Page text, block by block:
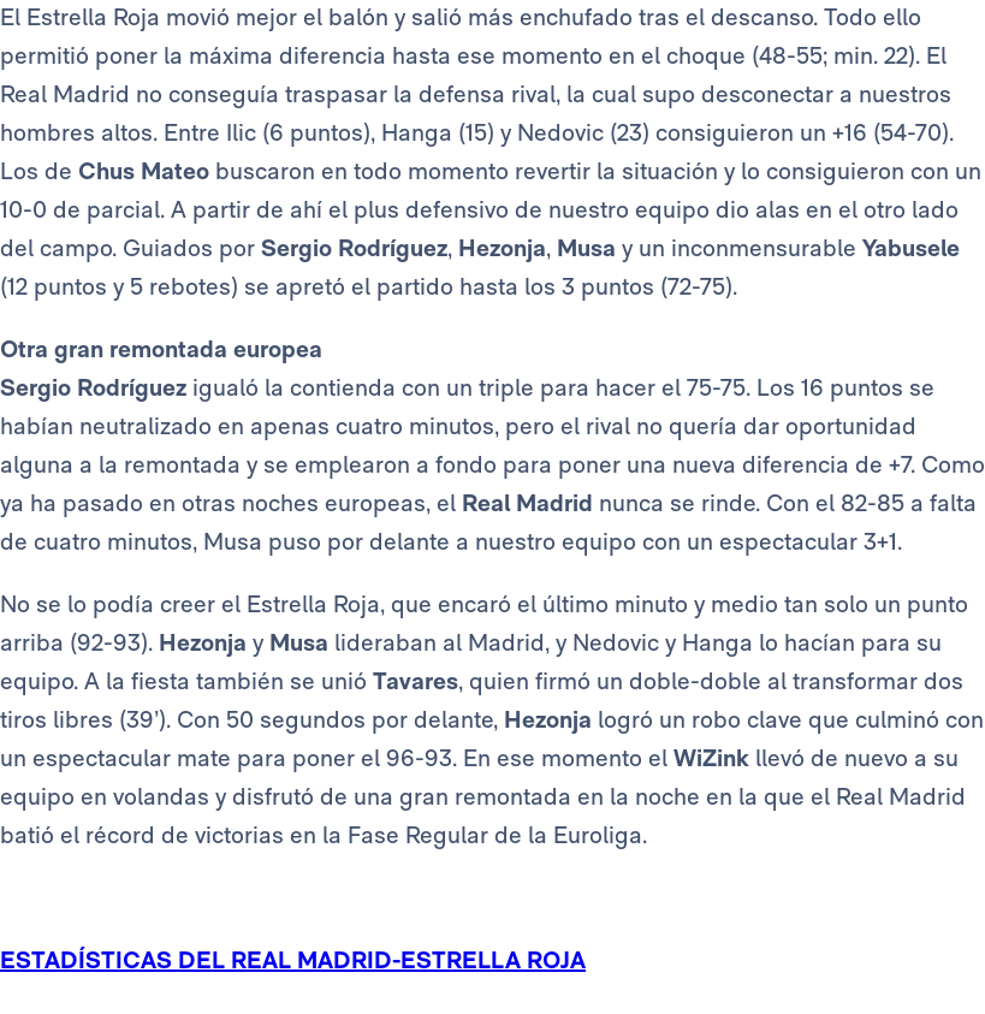
El Estrella Roja movió mejor el balón y salió más enchufado tras el descanso. Todo ello
permitió poner la máxima diferencia hasta ese momento en el choque (48-55; min. 22). El
Real Madrid no conseguía traspasar la defensa rival, la cual supo desconectar a nuestros
hombres altos. Entre Ilic (6 puntos), Hanga (15) y Nedovic (23) consiguieron un +16 (54-70).
Los de Chus Mateo buscaron en todo momento revertir la situación y lo consiguieron con un
10-0 de parcial. A partir de ahí el plus defensivo de nuestro equipo dio alas en el otro lado
del campo. Guiados por Sergio Rodríguez, Hezonja, Musa y un inconmensurable Yabusele
(12 puntos y 5 rebotes) se apretó el partido hasta los 3 puntos (72-75).
Otra gran remontada europea
Sergio Rodríguez igualó la contienda con un triple para hacer el 75-75. Los 16 puntos se
habían neutralizado en apenas cuatro minutos, pero el rival no quería dar oportunidad
alguna a la remontada y se emplearon a fondo para poner una nueva diferencia de +7. Como
ya ha pasado en otras noches europeas, el Real Madrid nunca se rinde. Con el 82-85 a falta
de cuatro minutos, Musa puso por delante a nuestro equipo con un espectacular 3+1.
No se lo podía creer el Estrella Roja, que encaró el último minuto y medio tan solo un punto
arriba (92-93). Hezonja y Musa lideraban al Madrid, y Nedovic y Hanga lo hacían para su
equipo. A la fiesta también se unió Tavares, quien firmó un doble-doble al transformar dos
tiros libres (39’). Con 50 segundos por delante, Hezonja logró un robo clave que culminó con
un espectacular mate para poner el 96-93. En ese momento el WiZink llevó de nuevo a su
equipo en volandas y disfrutó de una gran remontada en la noche en la que el Real Madrid
batió el récord de victorias en la Fase Regular de la Euroliga.
ESTADÍSTICAS DEL REAL MADRID-ESTRELLA ROJA